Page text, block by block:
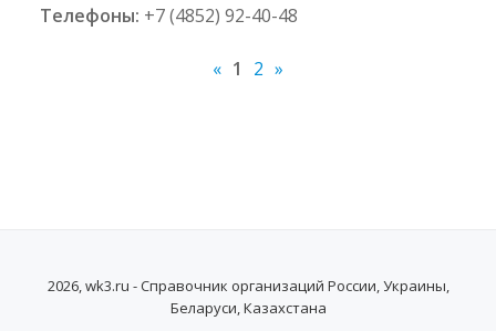
Телефоны: +7 (4852) 92-40-48
« 1 2 »
2026, wk3.ru - Справочник организаций России, Украины,
Беларуси, Казахстана